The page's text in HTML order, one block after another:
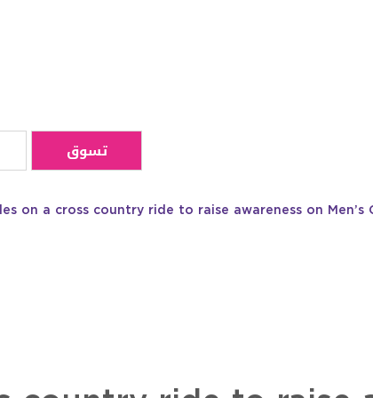
تسوق
on a cross country ride to raise awareness on Men’s